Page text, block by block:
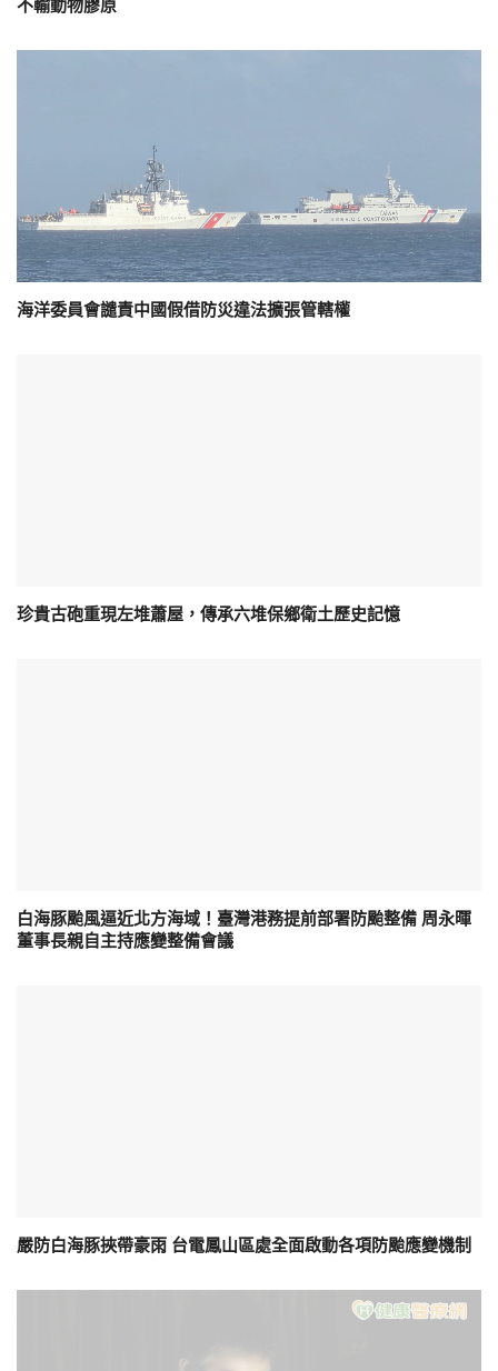
不輸動物膠原
海洋委員會譴責中國假借防災違法擴張管轄權
珍貴古砲重現左堆蕭屋，傳承六堆保鄉衛土歷史記憶
白海豚颱風逼近北方海域！臺灣港務提前部署防颱整備 周永暉
董事長親自主持應變整備會議
嚴防白海豚挾帶豪雨 台電鳳山區處全面啟動各項防颱應變機制